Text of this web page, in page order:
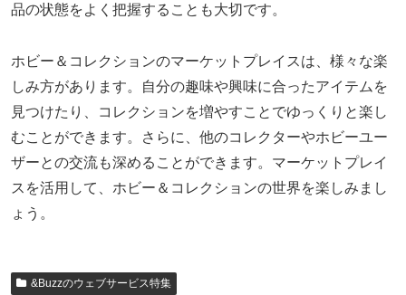
品の状態をよく把握することも大切です。
ホビー＆コレクションのマーケットプレイスは、様々な楽
しみ方があります。自分の趣味や興味に合ったアイテムを
見つけたり、コレクションを増やすことでゆっくりと楽し
むことができます。さらに、他のコレクターやホビーユー
ザーとの交流も深めることができます。マーケットプレイ
スを活用して、ホビー＆コレクションの世界を楽しみまし
ょう。
&Buzzのウェブサービス特集